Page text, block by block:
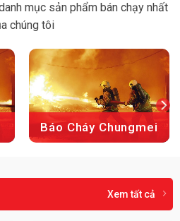
mục sản phẩm bán chạy nhất
chúng tôi
Báo Cháy Chungmei
Xem tất cả